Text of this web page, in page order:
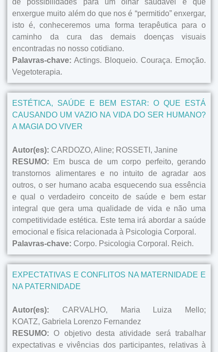
de possibilidades para um olhar saudável e que
enxergue muito além do que nos é “permitido” enxergar,
isto é, conheceremos uma forma terapêutica para o
caminho da cura das demais doenças visuais
encontradas no nosso cotidiano.
Palavras-chave: Actings. Bloqueio. Couraça. Emoção.
Vegetoterapia.
ESTÉTICA, SAÚDE E BEM ESTAR: O QUE ESTÁ
CAUSANDO UM VAZIO NA VIDA DO SER HUMANO?
A MAGIA DO VIVER
Autor(es): CARDOZO, Aline; ROSSETI, Janine
RESUMO:
Em busca de um corpo perfeito, gerando
transtornos alimentares e no intuito de agradar aos
outros, o ser humano acaba esquecendo sua essência
e qual o verdadeiro conceito de saúde e bem estar
integral que gera uma qualidade de vida e não uma
competitividade estética. Este tema irá abordar a saúde
emocional e física relacionada à Psicologia Corporal.
Palavras-chave: Corpo. Psicologia Corporal. Reich.
EXPECTATIVAS E CONFLITOS NA MATERNIDADE E
NA PATERNIDADE
Autor(es): CARVALHO, Maria Luiza Mello;
KOATZ, Gabriela Lorenzo Fernandez
RESUMO:O objetivo desta atividade será trabalhar
expectativas e vivências dos participantes, relativas à